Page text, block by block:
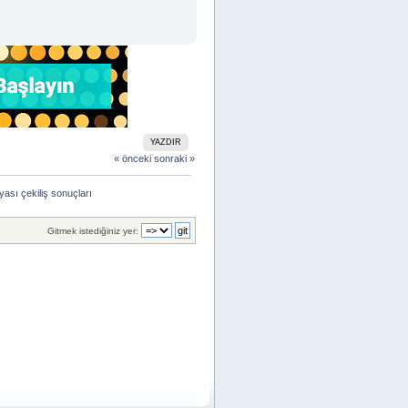
YAZDIR
« önceki sonraki »
çekiliş sonuçları
Gitmek istediğiniz yer: